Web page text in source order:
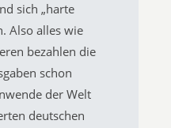
sich „harte
Also alles wie
bezahlen die
schon
der Welt
deutschen